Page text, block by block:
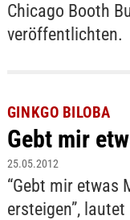
Chicago Booth
veröffentlichten.
GINKGO BILOBA
Gebt mir
25.05.2012
“Gebt mir etwas
ersteigen”,